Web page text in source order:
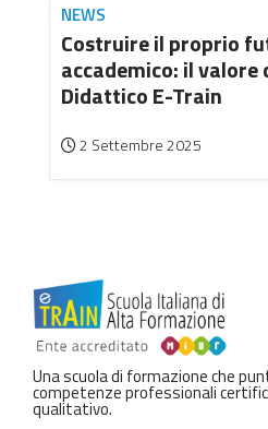
NEWS
Costruire il proprio
accademico: il valore
Didattico E-Train
2 Settembre 2025
Una scuola di formazione che
competenze professionali
qualitativo.